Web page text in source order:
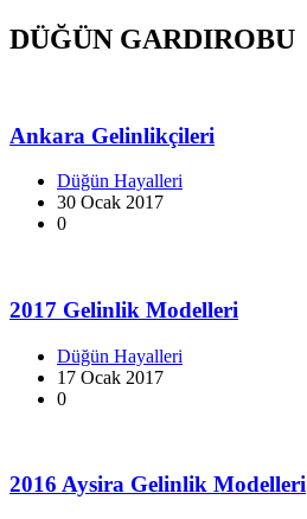
DÜĞÜN GARDIROBU
Ankara Gelinlikçileri
Düğün Hayalleri
30 Ocak 2017
0
2017 Gelinlik Modelleri
Düğün Hayalleri
17 Ocak 2017
0
2016 Aysira Gelinlik Modelleri